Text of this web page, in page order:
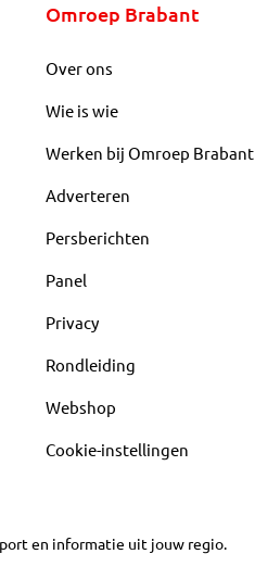
Omroep Brabant
Over ons
Wie is wie
Werken bij Omroep Brabant
Adverteren
Persberichten
Panel
Privacy
Rondleiding
Webshop
Cookie-instellingen
en informatie uit jouw regio.